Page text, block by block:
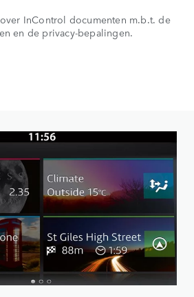
InControl documenten m.b.t. de
en de privacy-bepalingen.